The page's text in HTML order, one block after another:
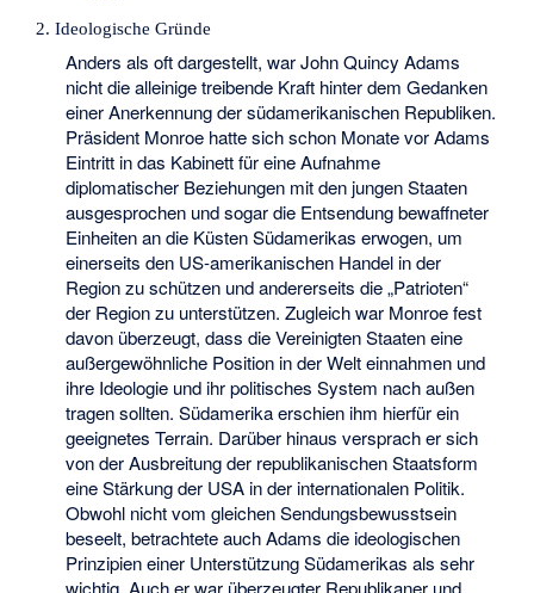
2. Ideologische Gründe
Anders als oft dargestellt, war John Quincy Adams
nicht die alleinige treibende Kraft hinter dem Gedanken
einer Anerkennung der südamerikanischen Republiken.
Präsident Monroe hatte sich schon Monate vor Adams
Eintritt in das Kabinett für eine Aufnahme
diplomatischer Beziehungen mit den jungen Staaten
ausgesprochen und sogar die Entsendung bewaffneter
Einheiten an die Küsten Südamerikas erwogen, um
einerseits den US-amerikanischen Handel in der
Region zu schützen und andererseits die „Patrioten“
der Region zu unterstützen. Zugleich war Monroe fest
davon überzeugt, dass die Vereinigten Staaten eine
außergewöhnliche Position in der Welt einnahmen und
ihre Ideologie und ihr politisches System nach außen
tragen sollten. Südamerika erschien ihm hierfür ein
geeignetes Terrain. Darüber hinaus versprach er sich
von der Ausbreitung der republikanischen Staatsform
eine Stärkung der USA in der internationalen Politik.
Obwohl nicht vom gleichen Sendungsbewusstsein
beseelt, betrachtete auch Adams die ideologischen
Prinzipien einer Unterstützung Südamerikas als sehr
wichtig. Auch er war überzeugter Republikaner und